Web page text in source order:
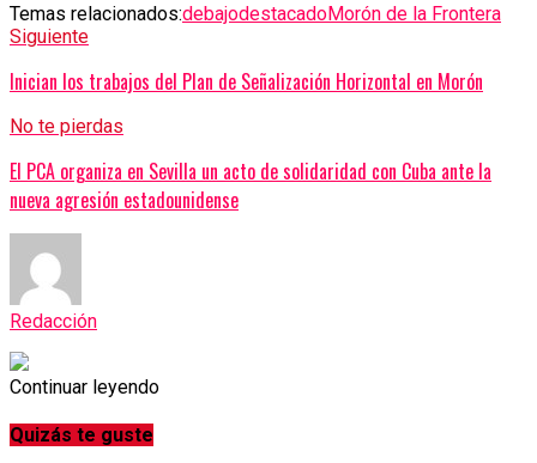
Temas relacionados:debajodestacadoMorón de la Frontera
Siguiente
Inician los trabajos del Plan de Señalización Horizontal en Morón
No te pierdas
El PCA organiza en Sevilla un acto de solidaridad con Cuba ante la
nueva agresión estadounidense
Redacción
Continuar leyendo
Quizás te guste